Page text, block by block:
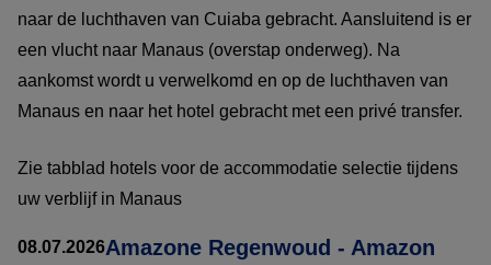
naar de luchthaven van Cuiaba gebracht. Aansluitend is er
een vlucht naar Manaus (overstap onderweg). Na
aankomst wordt u verwelkomd en op de luchthaven van
Manaus en naar het hotel gebracht met een privé transfer.
Zie tabblad hotels voor de accommodatie selectie tijdens
uw verblijf in Manaus
08.07.2026Amazone Regenwoud - Amazon